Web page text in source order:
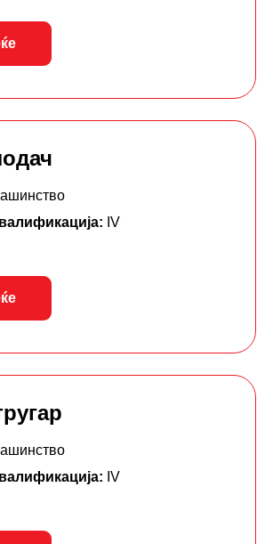
IV
IV